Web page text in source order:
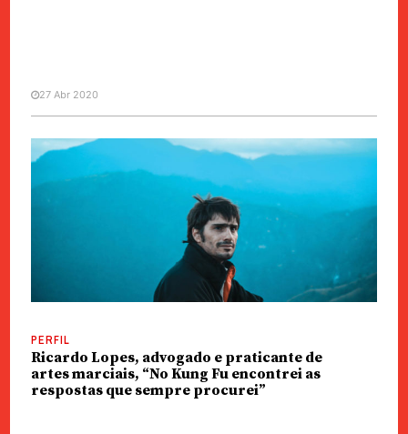
REPORTAGEM
Transmontana ensina arte
marcial japonesa na China em
paradigma da globalização
27 Abr 2020
PERFIL
Ricardo Lopes, advogado e praticante de
artes marciais, “No Kung Fu encontrei as
respostas que sempre procurei”